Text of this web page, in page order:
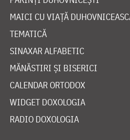
MAICI CU VIAȚĂ
TEMATICĂ
SINAXAR ALFABETIC
MĂNĂSTIRI ȘI BISERICI
CALENDAR ORTODOX
WIDGET DOXOLOGIA
RADIO DOXOLOGIA